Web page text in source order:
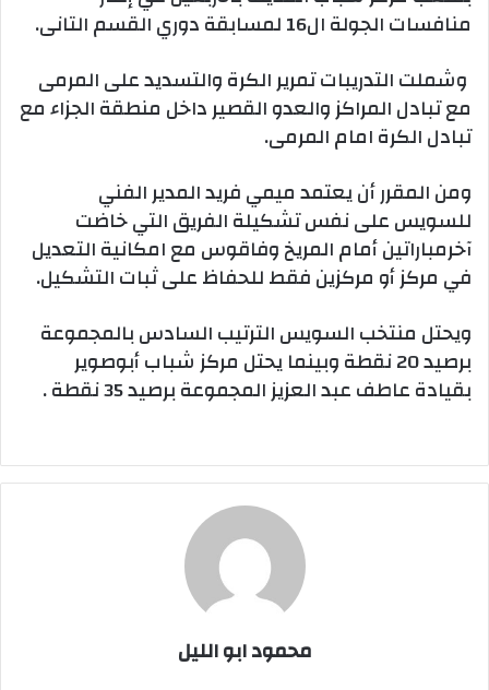
منافسات الجولة ال16 لمسابقة دوري القسم التانى.
وشملت التدريبات تمرير الكرة والتسديد على المرمى
مع تبادل المراكز والعدو القصير داخل منطقة الجزاء مع
تبادل الكرة امام المرمى.
ومن المقرر أن يعتمد ميمي فريد المدير الفني
للسويس على نفس تشكيلة الفريق التي خاضت
آخرمباراتين أمام المريخ وفاقوس مع امكانية التعديل
في مركز أو مركزين فقط للحفاظ على ثبات التشكيل.
ويحتل منتخب السويس الترتيب السادس بالمجموعة
برصيد 20 نقطة وبينما يحتل مركز شباب أبوصوير
بقيادة عاطف عبد العزيز المجموعة برصيد 35 نقطة .
محمود ابو الليل